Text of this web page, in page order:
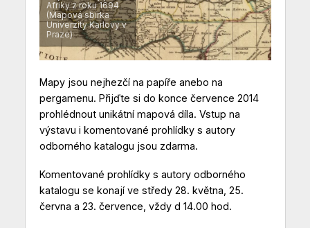
Afriky z roku 1694
(Mapová sbírka
Univerzity Karlovy v
Praze)
Mapy jsou nejhezčí na papíře anebo na
pergamenu. Přijďte si do konce července 2014
prohlédnout unikátní mapová díla. Vstup na
výstavu i komentované prohlídky s autory
odborného katalogu jsou zdarma.
Komentované prohlídky s autory odborného
katalogu se konají ve středy 28. května, 25.
června a 23. července, vždy d 14.00 hod.